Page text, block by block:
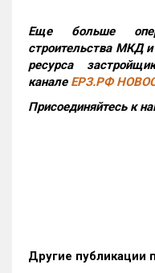
Еще больше
строительства МКД и
ресурса
канале ЕРЗ.РФ
Присоединяйтесь к
Другие публикации